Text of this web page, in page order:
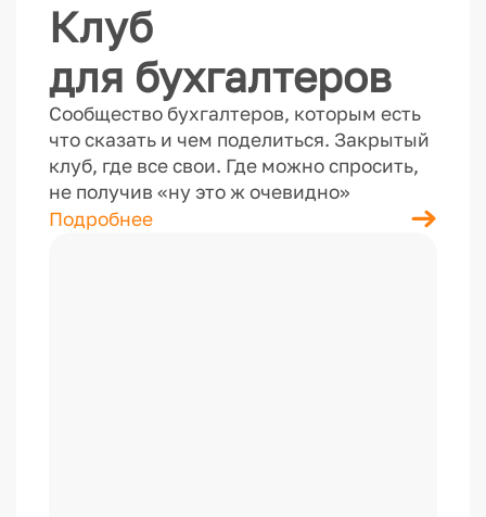
Клуб
для бухгалтеров
Сообщество бухгалтеров, которым есть
что сказать и чем поделиться. Закрытый
клуб, где все свои. Где можно спросить,
не получив «ну это ж очевидно»
Подробнее